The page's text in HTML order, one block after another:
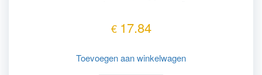
€ 17.84
Toevoegen aan winkelwagen